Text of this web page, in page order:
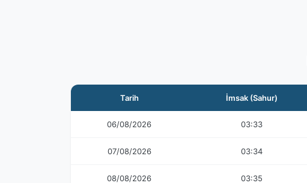
Tarih İmsak (Sahur)
06/08/2026 03:33
07/08/2026 03:34
08/08/2026 03:35